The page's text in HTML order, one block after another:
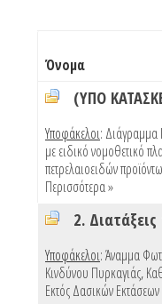
Όνομα
(ΥΠΟ
Υποφάκελοι: Διάγραμμα
με ειδικό νομοθετικό
πετρελαιοειδών
Περισσότερα »
Υποφάκελοι:Άναμμα
Κινδύνου Πυρκαγιάς,
Εκτός Δασικών Εκτάσεων